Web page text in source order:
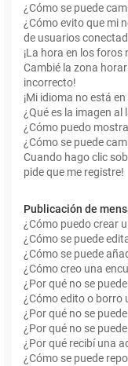
¿Cómo se puede
¿Cómo evito que mi
de usuarios
¡La hora en los foros
Cambié la zona
incorrecto!
¡Mi idioma no está
¿Qué es la imagen
¿Cómo puedo
¿Cómo se puede
Cuando hago clic
pide que me registre!
Publicación de
¿Cómo puedo crear
¿Cómo se puede
¿Cómo se puede
¿Cómo creo una
¿Por qué no se
¿Cómo edito o borro
¿Por qué no se
¿Por qué no se
¿Por qué recibí una
¿Cómo se puede